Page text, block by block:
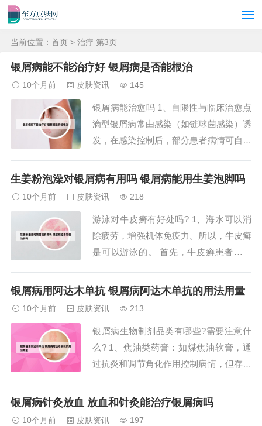
当前位置： 首页 > 治疗 第3页
银屑病能不能治疗好 银屑病是否能根治
10个月前 皮肤资讯 145
银屑病能治愈吗 1、自限性与临床治愈点
滴型银屑病常由感染（如链球菌感染）诱
发，在感染控制后，部分患者病情可自行
肤症状完全消退的临床治愈标准，但需注
般治疗：皮肤保湿护理是基础，需避免暴
晒、外伤...
生姜粉泡澡对银屑病有用吗 银屑病能用生姜泡脚吗
10个月前 皮肤资讯 218
游泳对牛皮癣有好处吗? 1、海水可以消
除疲劳，增强机体免疫力。所以，牛皮癣
是可以游泳的。 首先，牛皮癣患者如果
刺激伤口，加重牛皮癣病情。2、促进关
骼活力。增强心肺功能：游泳还可以促进
全身肌肉的...
银屑病用阿达木单抗 银屑病阿达木单抗的用法用量
10个月前 皮肤资讯 213
银屑病生物制剂品类有哪些?需要注意什
么? 1、焦油类药膏：如煤焦油软膏，通
过抗炎和调节角化作用控制病情，但存在
加光敏性，需避免日晒时使用。其他类
银屑病针灸放血 放血和针灸能治疗银屑病吗
10个月前 皮肤资讯 197